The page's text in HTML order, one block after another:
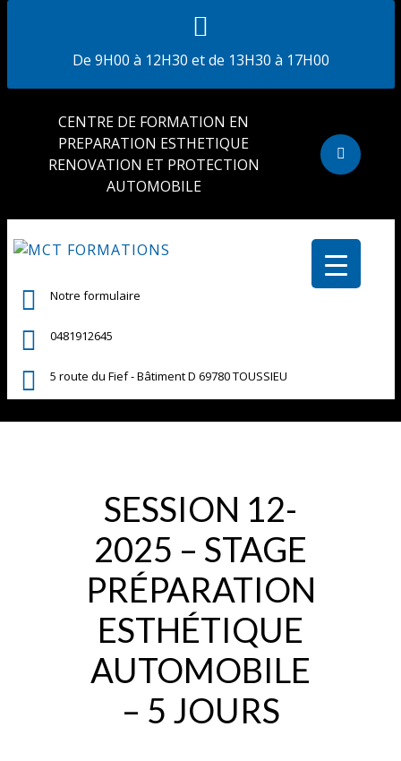
De 9H00 à 12H30 et de 13H30 à 17H00
CENTRE DE FORMATION EN
PREPARATION ESTHETIQUE
RENOVATION ET PROTECTION
AUTOMOBILE
Notre formulaire
0481912645
5 route du Fief - Bâtiment D 69780 TOUSSIEU
SESSION 12-
2025 – STAGE
PRÉPARATION
ESTHÉTIQUE
AUTOMOBILE
– 5 JOURS